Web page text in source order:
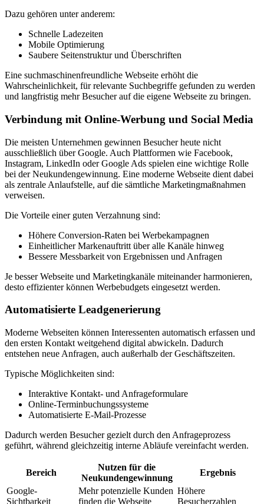
Dazu gehören unter anderem:
Schnelle Ladezeiten
Mobile Optimierung
Saubere Seitenstruktur und Überschriften
Eine suchmaschinenfreundliche Webseite erhöht die
Wahrscheinlichkeit, für relevante Suchbegriffe gefunden zu werden
und langfristig mehr Besucher auf die eigene Webseite zu bringen.
Verbindung mit Online-Werbung und Social Media
Die meisten Unternehmen gewinnen Besucher heute nicht
ausschließlich über Google. Auch Plattformen wie Facebook,
Instagram, LinkedIn oder Google Ads spielen eine wichtige Rolle
bei der Neukundengewinnung. Eine moderne Webseite dient dabei
als zentrale Anlaufstelle, auf die sämtliche Marketingmaßnahmen
verweisen.
Die Vorteile einer guten Verzahnung sind:
Höhere Conversion-Raten bei Werbekampagnen
Einheitlicher Markenauftritt über alle Kanäle hinweg
Bessere Messbarkeit von Ergebnissen und Anfragen
Je besser Webseite und Marketingkanäle miteinander harmonieren,
desto effizienter können Werbebudgets eingesetzt werden.
Automatisierte Leadgenerierung
Moderne Webseiten können Interessenten automatisch erfassen und
den ersten Kontakt weitgehend digital abwickeln. Dadurch
entstehen neue Anfragen, auch außerhalb der Geschäftszeiten.
Typische Möglichkeiten sind:
Interaktive Kontakt- und Anfrageformulare
Online-Terminbuchungssysteme
Automatisierte E-Mail-Prozesse
Dadurch werden Besucher gezielt durch den Anfrageprozess
geführt, während gleichzeitig interne Abläufe vereinfacht werden.
Bereich
Nutzen für die
Neukundengewinnung
Ergebnis
Google-
Sichtbarkeit
Mehr potenzielle Kunden
finden die Webseite
Höhere
Besucherzahlen